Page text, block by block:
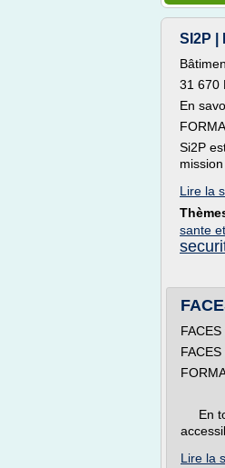
SI2P |
31 670
En
Si2P
Lire la
sante
En
Lire la